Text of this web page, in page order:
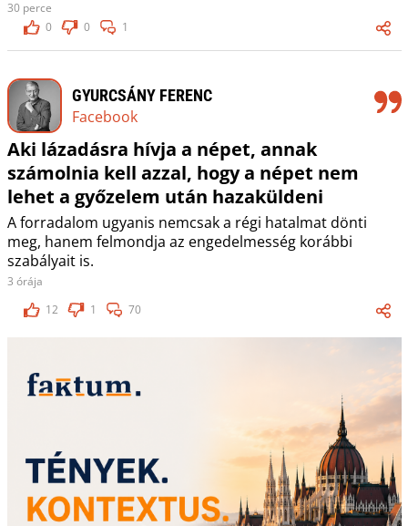
30 perce
0
0 1
GYURCSÁNY FERENC
Facebook
Aki lázadásra hívja a népet, annak
számolnia kell azzal, hogy a népet nem
lehet a győzelem után hazaküldeni
A forradalom ugyanis nemcsak a régi hatalmat dönti
meg, hanem felmondja az engedelmesség korábbi
szabályait is.
3 órája
12
1 70